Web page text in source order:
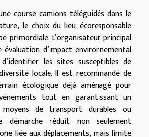
course camions téléguidés dans le
le choix du lieu écoresponsable
primordiale. L’organisateur principal
d’impact environnemental
les sites susceptibles de
locale. Il est recommandé de
écologique déjà aménagé pour
tout en garantissant un
de transport durables ou
démarche réduit non seulement
liée aux déplacements, mais limite